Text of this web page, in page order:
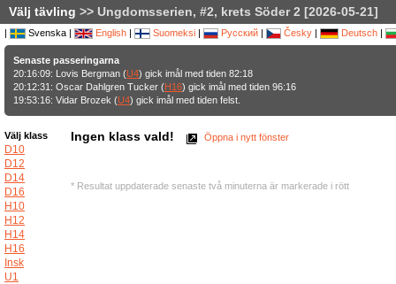
Välj tävling >> Ungdomsserien, #2, krets Söder 2 [2026-05-21]
| Svenska | English | Suomeksi | Русский | Česky | Deutsch |
Senaste passeringarna
20:16:09: Lovis Bergman (U4) gick imål med tiden 82:18
20:12:31: Oscar Dahlgren Tucker (H16) gick imål med tiden 96:16
19:53:16: Vidar Brozek (U4) gick imål med tiden felst.
Välj klass
D10
D12
D14
D16
H10
H12
H14
H16
Insk
U1
Ingen klass vald! Öppna i nytt fönster
* Resultat uppdaterade senaste två minuterna är markerade i rött